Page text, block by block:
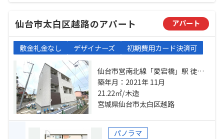
仙台市太白区越路のアパート アパート
敷金礼金なし デザイナーズ 初期費用カード決済可
仙台市営南北線「愛宕橋」駅 徒歩8
分 仙台市営南北線「河原町」駅 徒
歩14分 仙台市営南北線「五橋」
駅 徒歩14分
築年月：2021年 11月
21.22㎡/木造
宮城県仙台市太白区越路
パノラマ